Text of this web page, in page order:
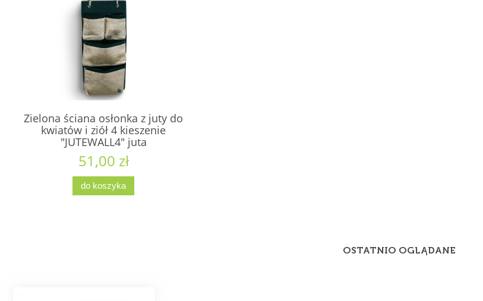
Zielona ściana osłonka z juty do
kwiatów i ziół 4 kieszenie
"JUTEWALL4" juta
51,00 zł
do koszyka
OSTATNIO OGLĄDANE